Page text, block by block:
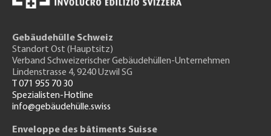
Gebäudehülle Schweiz
Standort Ost (Hauptsitz)
Verband Schweizerischer Gebäudehüllen-Unternehmen
Lindenstrasse 4, 9240 Uzwil SG
T 071 955 70 30
Spezialisten-Hotline
info@gebäudehülle.swiss
Enveloppe des bâtiments Suisse